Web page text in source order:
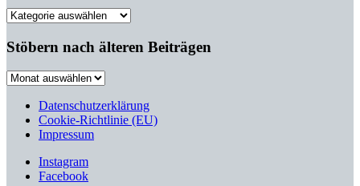
Filtere
Kategorien
Stöbern nach älteren Beiträgen
Stöbern
älteren
Beiträgen
Datenschutzerklärung
Cookie-Richtlinie (EU)
Impressum
Instagram
Facebook